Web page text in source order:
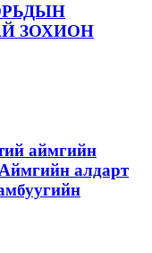
ЗОХИОН
аймгийн
алдарт